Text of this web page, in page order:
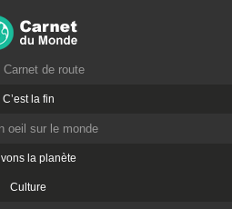
Carnet de route
C’est la fin
oeil sur le monde
la planète
Culture